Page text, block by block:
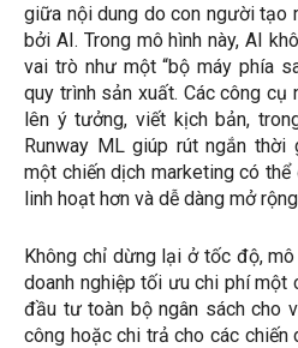
giữa nội dung do con người tạo
bởi AI. Trong mô hình này, AI
vai trò như một “bộ máy phía
quy trình sản xuất. Các công cụ
lên ý tưởng, viết kịch bản,
Runway ML giúp rút ngắn thời
một chiến dịch marketing có thể
linh hoạt hơn và dễ dàng mở
Không chỉ dừng lại ở tốc độ,
doanh nghiệp tối ưu chi phí một
đầu tư toàn bộ ngân sách cho
công hoặc chi trả cho các chiến